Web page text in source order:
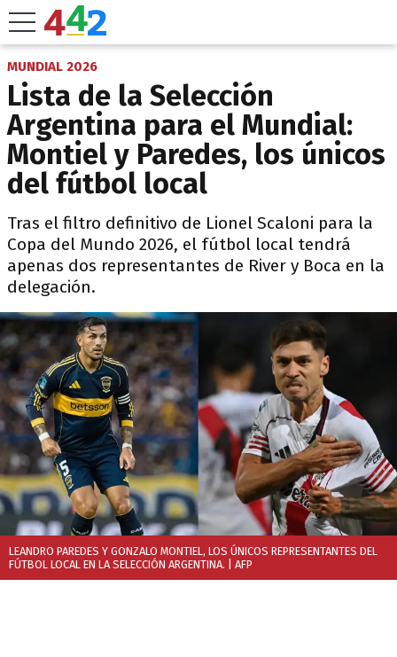
MUNDIAL 2026
Lista de la Selección
Argentina para el Mundial:
Montiel y Paredes, los únicos
del fútbol local
Tras el filtro definitivo de Lionel Scaloni para la
Copa del Mundo 2026, el fútbol local tendrá
apenas dos representantes de River y Boca en la
delegación.
LEANDRO PAREDES Y GONZALO MONTIEL, LOS ÚNICOS REPRESENTANTES DEL
FÚTBOL LOCAL EN LA SELECCIÓN ARGENTINA. | AFP